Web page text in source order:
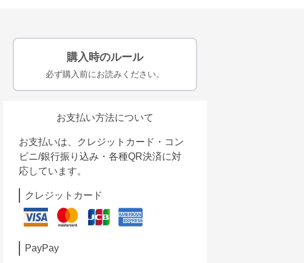
購入時のルール
必ず購入前にお読みください。
お支払い方法について
お支払いは、クレジットカード・コン
ビニ/銀行振り込み・各種QR決済に対
応しています。
クレジットカード
PayPay